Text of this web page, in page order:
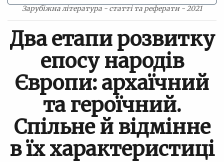
Зарубіжна література - статті та реферати - 2021
Два етапи розвитку
епосу народів
Європи: архаїчний
та героїчний.
Спільне й відмінне
в їх характеристиці